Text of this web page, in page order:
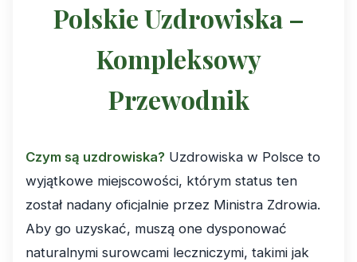
Polskie Uzdrowiska –
Kompleksowy
Przewodnik
Czym są uzdrowiska? Uzdrowiska w Polsce to
wyjątkowe miejscowości, którym status ten
został nadany oficjalnie przez Ministra Zdrowia.
Aby go uzyskać, muszą one dysponować
naturalnymi surowcami leczniczymi, takimi jak